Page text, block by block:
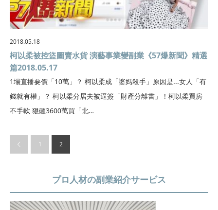
2018.05.18
柯以柔被控盜圖賣水貨 演藝事業變副業《57爆新聞》精選
篇2018.05.17
1場直播要價「10萬」？ 柯以柔成「婆媽殺手」原因是...女人「有
錢就有權」？ 柯以柔分居夫被逼簽「財產分離書」！柯以柔買房
不手軟 狠砸3600萬買「北…
1 2
プロ人材の副業紹介サービス